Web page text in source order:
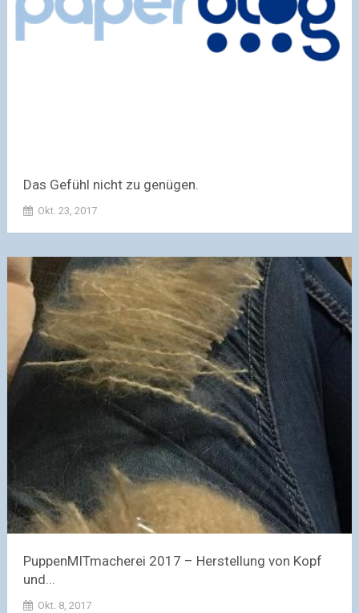
Das Gefühl nicht zu genügen.
Okt. 23, 2017
PuppenMITmacherei 2017 – Herstellung von Kopf
und...
Okt. 8, 2017